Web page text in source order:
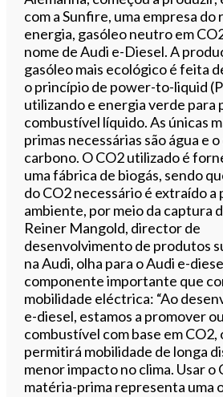
com a Sunfire, uma empresa do
energia, gasóleo neutro em
nome de Audi e-Diesel. A
gasóleo mais ecológico é feita
o princípio de power-to-liquid
utilizando e energia verde para
combustível líquido. As únicas
primas necessárias são água e
carbono. O CO2 utilizado é
uma fábrica de biogás, sendo
do CO2 necessário é extraído a
ambiente, por meio da captura
Reiner Mangold, director de
desenvolvimento de produtos
na ​​Audi, olha para o Audi e-
componente importante que
mobilidade eléctrica: “Ao
e-diesel, estamos a promover
combustível com base em CO2,
permitirá mobilidade de longa
menor impacto no clima. Usar o
matéria-prima representa uma